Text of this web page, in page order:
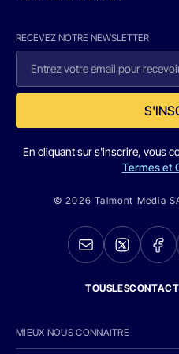
RECEVEZ NOTRE NEWSLETTER
En cliquant sur s'inscrire, vous
Termes et
© 2026 Talmont Media
MIEUX NOUS CONNAITRE